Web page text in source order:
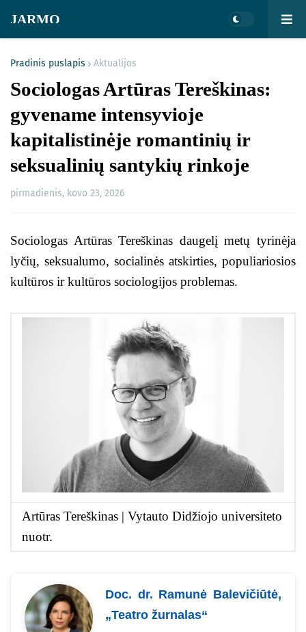
JARMO
Pradinis puslapis Aktualijos
Sociologas Artūras Tereškinas:
gyvename intensyvioje
kapitalistinėje romantinių ir
seksualinių santykių rinkoje
pirmadienis, kovo 23, 2026
Sociologas Artūras Tereškinas daugelį metų tyrinėja
lyčių, seksualumo, socialinės atskirties, populiariosios
kultūros ir kultūros sociologijos problemas.
Artūras Tereškinas | Vytauto Didžiojo universiteto
nuotr.
Doc. dr. Ramunė Balevičiūtė,
„Teatro žurnalas“